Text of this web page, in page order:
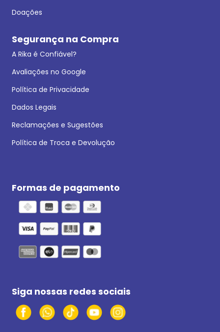
Doações
Segurança na Compra
A Rika é Confiável?
Avaliações no Google
Política de Privacidade
Dados Legais
Reclamações e Sugestões
Política de Troca e Devolução
Formas de pagamento
Siga nossas redes sociais